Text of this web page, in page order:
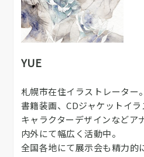
YUE
札幌市在住イラストレーター。
書籍装画、CDジャケットイラ
キャラクターデザインなどア
内外にて幅広く活動中。
全国各地にて展示会も精力的